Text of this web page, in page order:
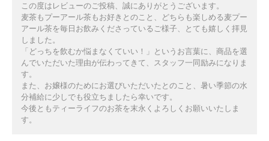
この度はレビューのご投稿、誠にありがとうございます。
麦茶もプーアール茶もお好きとのこと、どちらも楽しめる麦プー
アール茶を毎日お飲みくださっているご様子、とても嬉しく拝見
しました。
「どっちを飲むか悩まなくていい！」というお言葉に、商品を選
んでいただいた理由が伝わってきて、スタッフ一同励みになりま
す。
また、お嬢様のためにお選びいただいたとのこと、暑い季節の水
分補給に少しでも役立ちましたら幸いです。
今後ともティーライフのお茶を末永くよろしくお願いいたしま
す。